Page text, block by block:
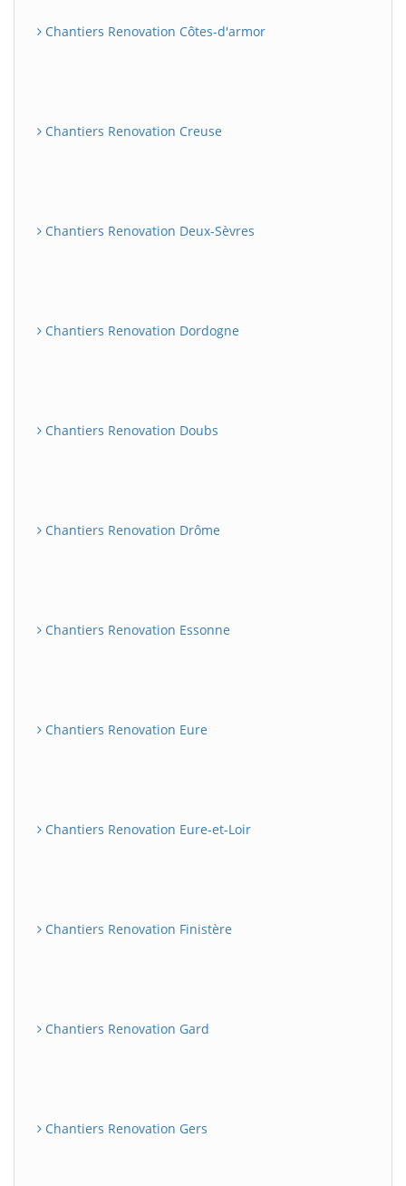
Chantiers Renovation Côtes-d'armor
Chantiers Renovation Creuse
Chantiers Renovation Deux-Sèvres
Chantiers Renovation Dordogne
Chantiers Renovation Doubs
Chantiers Renovation Drôme
Chantiers Renovation Essonne
Chantiers Renovation Eure
Chantiers Renovation Eure-et-Loir
Chantiers Renovation Finistère
Chantiers Renovation Gard
Chantiers Renovation Gers